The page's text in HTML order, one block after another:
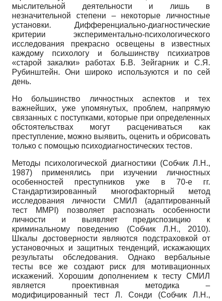
мыслительной деятельности и лишь в
незначительной степени – некоторые личностные
установки. Дифференциально-диагностические
критерии экспериментально-психологического
исследования прекрасно освещены в известных
каждому психологу и большинству психиатров
«старой закалки» работах Б.В. Зейгарник и С.Я.
Рубинштейн. Они широко используются и по сей
день.
Но большинство личностных аспектов и тех
важнейших, уже упомянутых, проблем, напрямую
связанных с поступками, которые при определенных
обстоятельствах могут расцениваться как
преступление, можно выявить, оценить и обрисовать
только с помощью психодиагностических тестов.
Методы психологической диагностики (Собчик Л.Н.,
1987) применялись при изучении личностных
особенностей преступников уже в 70-е гг.
Стандартизированный многофакторный метод
исследования личности СМИЛ (адаптированный
тест MMPI) позволяет распознать особенности
личности и выявляет предиспозицию к
криминальному поведению (Собчик Л.Н., 2010).
Шкалы достоверности являются подстраховкой от
установочных и защитных тенденций, искажающих
результаты обследования. Однако вербальные
тесты все же создают риск для мотивационных
искажений. Хорошим дополнением к тесту СМИЛ
является проективная методика –
модифицированный тест Л. Сонди (Собчик Л.Н.,